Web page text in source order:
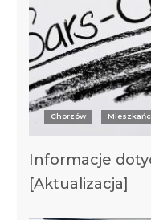
Chorzów
Informacje
[Aktualizacja]